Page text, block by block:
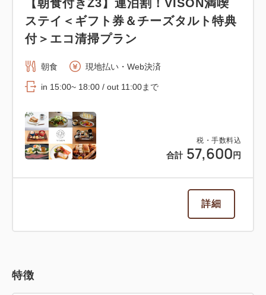
税・手数料込
合計 57,600 円
【朝食付きZ3】連泊割！VISON満喫
ステイ＜ギフト券＆チーズタルト特典
付＞エコ清掃プラン
朝食 現地払い・Web決済
in 15:00~ 18:00 / out 11:00まで
詳細
特徴